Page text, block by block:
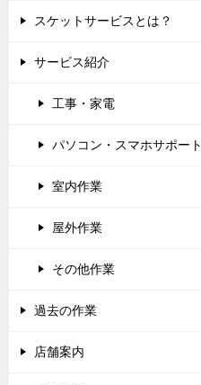
スケットサービスとは？
サービス紹介
工事・家電
パソコン・スマホサポート
室内作業
屋外作業
その他作業
過去の作業
店舗案内